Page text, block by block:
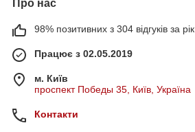
Про нас
98% позитивних з 304 відгуків за рік
Працює з 02.05.2019
м. Київ
проспект Победы 35, Київ, Україна
Контакти